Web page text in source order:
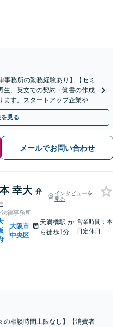
事務所の勤務経験あり】【セミ
生、英文での契約・覚書の作成
ます。スタートアップ企業やフ
。【淀屋橋5分】
見る
メールでお問い合わせ
幸大 弁
インタビューを
見る
法律事務所
|
大阪市
中央区
天満橋駅か
ら徒歩1分
営業時間：本
日定休日
の相談時間上限なし】【消費者